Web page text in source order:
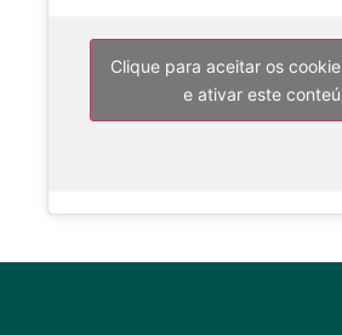
Clique para aceitar os
e ativar este